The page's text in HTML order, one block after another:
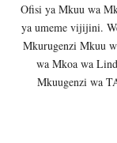
Ofisi ya Mkuu wa
ya umeme vijijini.
Mkurugenzi Mkuu
wa Mkoa wa
Mkuugenzi wa